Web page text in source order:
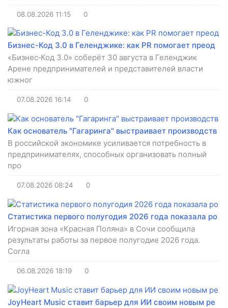
08.08.2026 11:15 0
Бизнес-Код 3.0 в Геленджике: как PR помогает преод
«Бизнес‑Код 3.0» соберёт 30 августа в Геленджик
Арене предпринимателей и представителей власти
южног
07.08.2026 16:14 0
Как основатель "Гагаринга" выстраивает производств
В российской экономике усиливается потребность в
предпринимателях, способных организовать полный
про
07.08.2026 08:24 0
Статистика первого полугодия 2026 года показала ро
Игорная зона «Красная Поляна» в Сочи сообщила
результаты работы за первое полугодие 2026 года.
Согла
06.08.2026 18:19 0
JoyHeart Music ставит барьер для ИИ своим новым ре